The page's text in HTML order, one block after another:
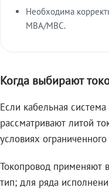
Необходима
МВА/МВС.
Когда выбирают
Если кабельная
рассматривают литой
условиях
Токопровод применяют
тип; для ряда